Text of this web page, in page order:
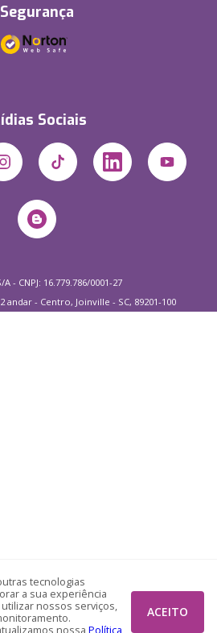
tecnologias
a sua experiência
nossos serviços,
nossa Política
ACEITO
Segurança
Sociais
- CNPJ: 16.779.786/0001-27
andar - Centro, Joinville - SC, 89201-100